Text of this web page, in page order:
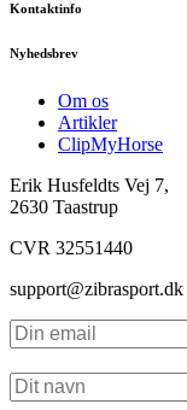
Kontaktinfo
Nyhedsbrev
Om os
Artikler
ClipMyHorse
Erik Husfeldts Vej 7,
2630 Taastrup
CVR 32551440
support@zibrasport.dk